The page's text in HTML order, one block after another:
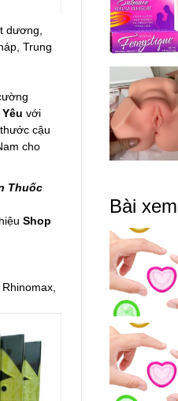
dương,
Trung
với
cậu
cho
Thuốc
Shop
Bài